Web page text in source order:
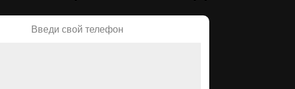
Введи свой телефон